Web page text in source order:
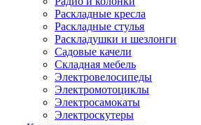
Раскладные кресла
Раскладные стулья
Раскладушки и шезлонги
Садовые качели
Складная мебель
Электровелосипеды
Электромотоциклы
Электросамокаты
Электроскутеры